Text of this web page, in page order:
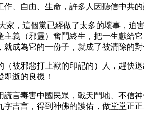
、自由、生命，許多人因聽信中共
，這個黨已經做了太多的壞事，迫
義（邪靈）奮鬥終生，把一生獻給
成為它的一份子，就成了被清除的對
被邪惡打上獸的印記的）人，趕快
逝的良機！
言毒害中國民眾，戰天鬥地、不信
吉言，得到神佛的護佑，做堂堂正